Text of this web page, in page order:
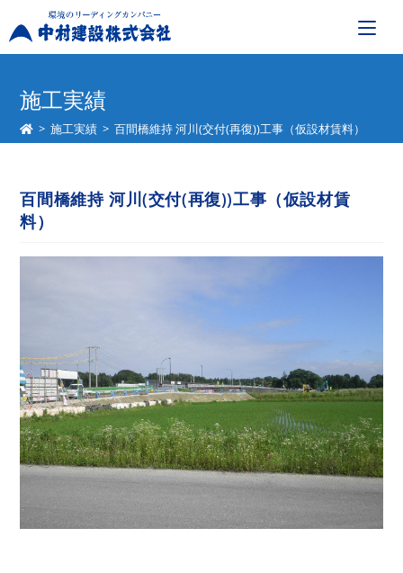
施工実績
> 施工実績 > 百間橋維持 河川(交付(再復))工事（仮設材賃料）
百間橋維持 河川(交付(再復))工事（仮設材賃
料）